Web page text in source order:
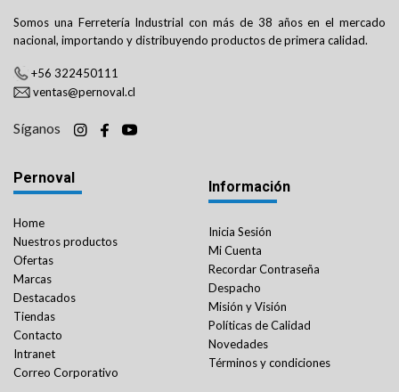
Somos una Ferretería Industrial con más de 38 años en el mercado
nacional, importando y distribuyendo productos de primera calidad.
+56 322450111
ventas@pernoval.cl
Síganos
Pernoval
Home
Nuestros productos
Ofertas
Marcas
Destacados
Tiendas
Contacto
Intranet
Correo Corporativo
Información
Inicia Sesión
Mi Cuenta
Recordar Contraseña
Despacho
Misión y Visión
Políticas de Calidad
Novedades
Términos y condiciones